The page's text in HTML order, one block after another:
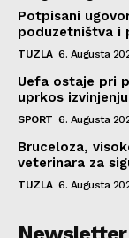
Potpisani
poduzetništva i
TUZLA 6. Augusta
Uefa ostaje pri
uprkos
SPORT 6. Augusta
Bruceloza,
veterinara za
TUZLA 6. Augusta